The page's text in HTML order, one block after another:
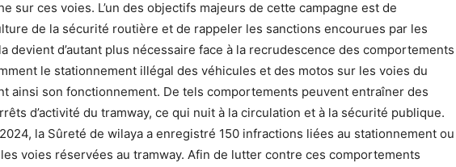
sur ces voies. L’un des objectifs majeurs de cette campagne est de
de la sécurité routière et de rappeler les sanctions encourues par les
devient d’autant plus nécessaire face à la recrudescence des comportements
le stationnement illégal des véhicules et des motos sur les voies du
ainsi son fonctionnement. De tels comportements peuvent entraîner des
d’activité du tramway, ce qui nuit à la circulation et à la sécurité publique.
la Sûreté de wilaya a enregistré 150 infractions liées au stationnement ou
voies réservées au tramway. Afin de lutter contre ces comportements